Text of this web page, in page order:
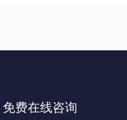
免费在线咨询